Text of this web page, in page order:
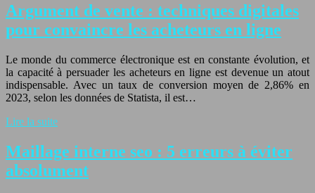
Argument de vente : techniques digitales
pour convaincre les acheteurs en ligne
Le monde du commerce électronique est en constante évolution, et
la capacité à persuader les acheteurs en ligne est devenue un atout
indispensable. Avec un taux de conversion moyen de 2,86% en
2023, selon les données de Statista, il est…
Lire la suite
Maillage interne seo : 5 erreurs à éviter
absolument